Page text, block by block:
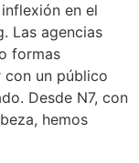
en el
Las agencias
formas
con un público
Desde N7, con
hemos